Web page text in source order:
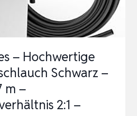
– Hochwertige
Schwarz –
m –
2:1 –